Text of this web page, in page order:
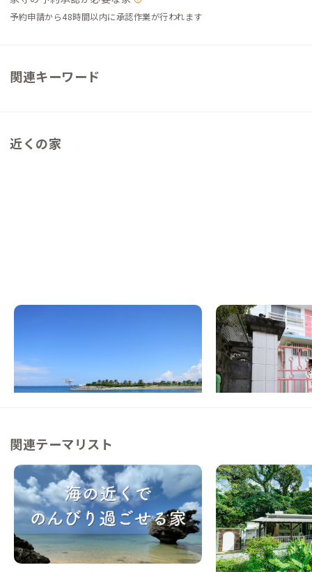
予約申請から48時間以内に承認作業が行われます
関連キーワード
近くの家
【駅徒歩7分】国際通りへもアクセスしやす
い利便性の高い家
この家からの距離 10km
沖縄那覇F邸
沖縄県 その他
【繁華街まで徒歩5分
ごせる琉球古民家
この家からの距離 12km
関連テーマリスト